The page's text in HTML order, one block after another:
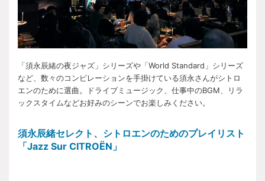
「須永辰緒の夜ジャズ」シリーズや「World Standard」シリーズ
など、数々のコンピレーションを手掛けている須永さんがシトロ
エンのために選曲。ドライブミュージック、仕事中のBGM、リラ
ックスタイムなどお好みのシーンでお楽しみください。
須永辰緒セレクト、シトロエンのためのプレイリスト
「Jazz Sur CITROËN」